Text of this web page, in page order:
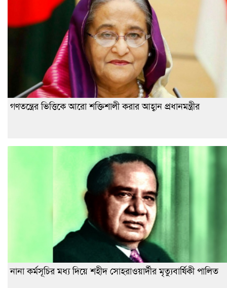
গণতন্ত্রের ভিত্তিকে আরো শক্তিশালী করার আহ্বান প্রধানমন্ত্রীর
নানা কর্মসূচির মধ্য দিয়ে শহীদ সোহরাওয়ার্দীর মৃত্যুবার্ষিকী পালিত